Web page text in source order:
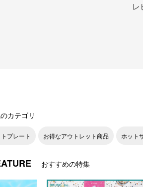
レ
カテゴリ
プレート お得なアウトレット商品 ホット
おすすめの特集